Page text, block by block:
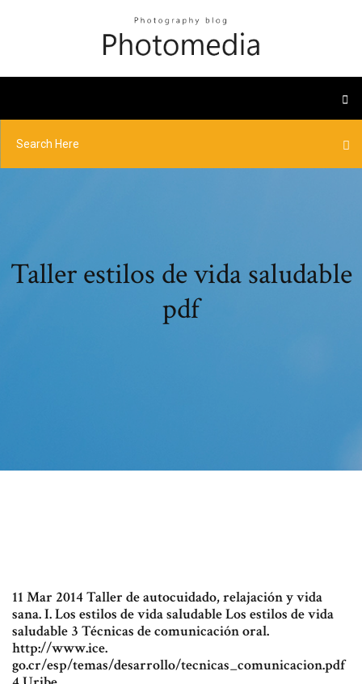
Taller estilos de vida saludable
pdf
11 Mar 2014 Taller de autocuidado, relajación y vida
sana. I. Los estilos de vida saludable Los estilos de vida
saludable 3 Técnicas de comunicación oral.
http://www.ice.
go.cr/esp/temas/desarrollo/tecnicas_comunicacion.pdf